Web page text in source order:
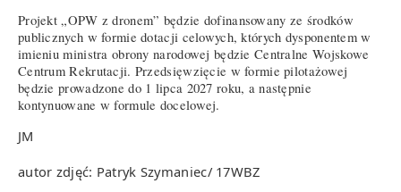
Projekt „OPW z dronem” będzie dofinansowany ze środków
publicznych w formie dotacji celowych, których dysponentem w
imieniu ministra obrony narodowej będzie Centralne Wojskowe
Centrum Rekrutacji. Przedsięwzięcie w formie pilotażowej
będzie prowadzone do 1 lipca 2027 roku, a następnie
kontynuowane w formule docelowej.
JM
autor zdjęć: Patryk Szymaniec/ 17WBZ